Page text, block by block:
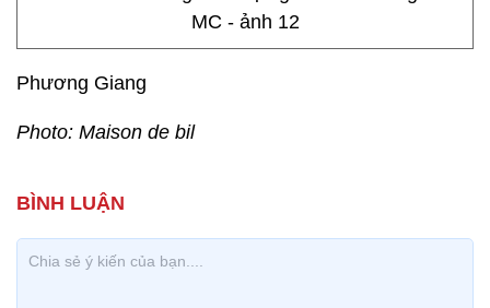
Phương Giang
Photo: Maison de bil